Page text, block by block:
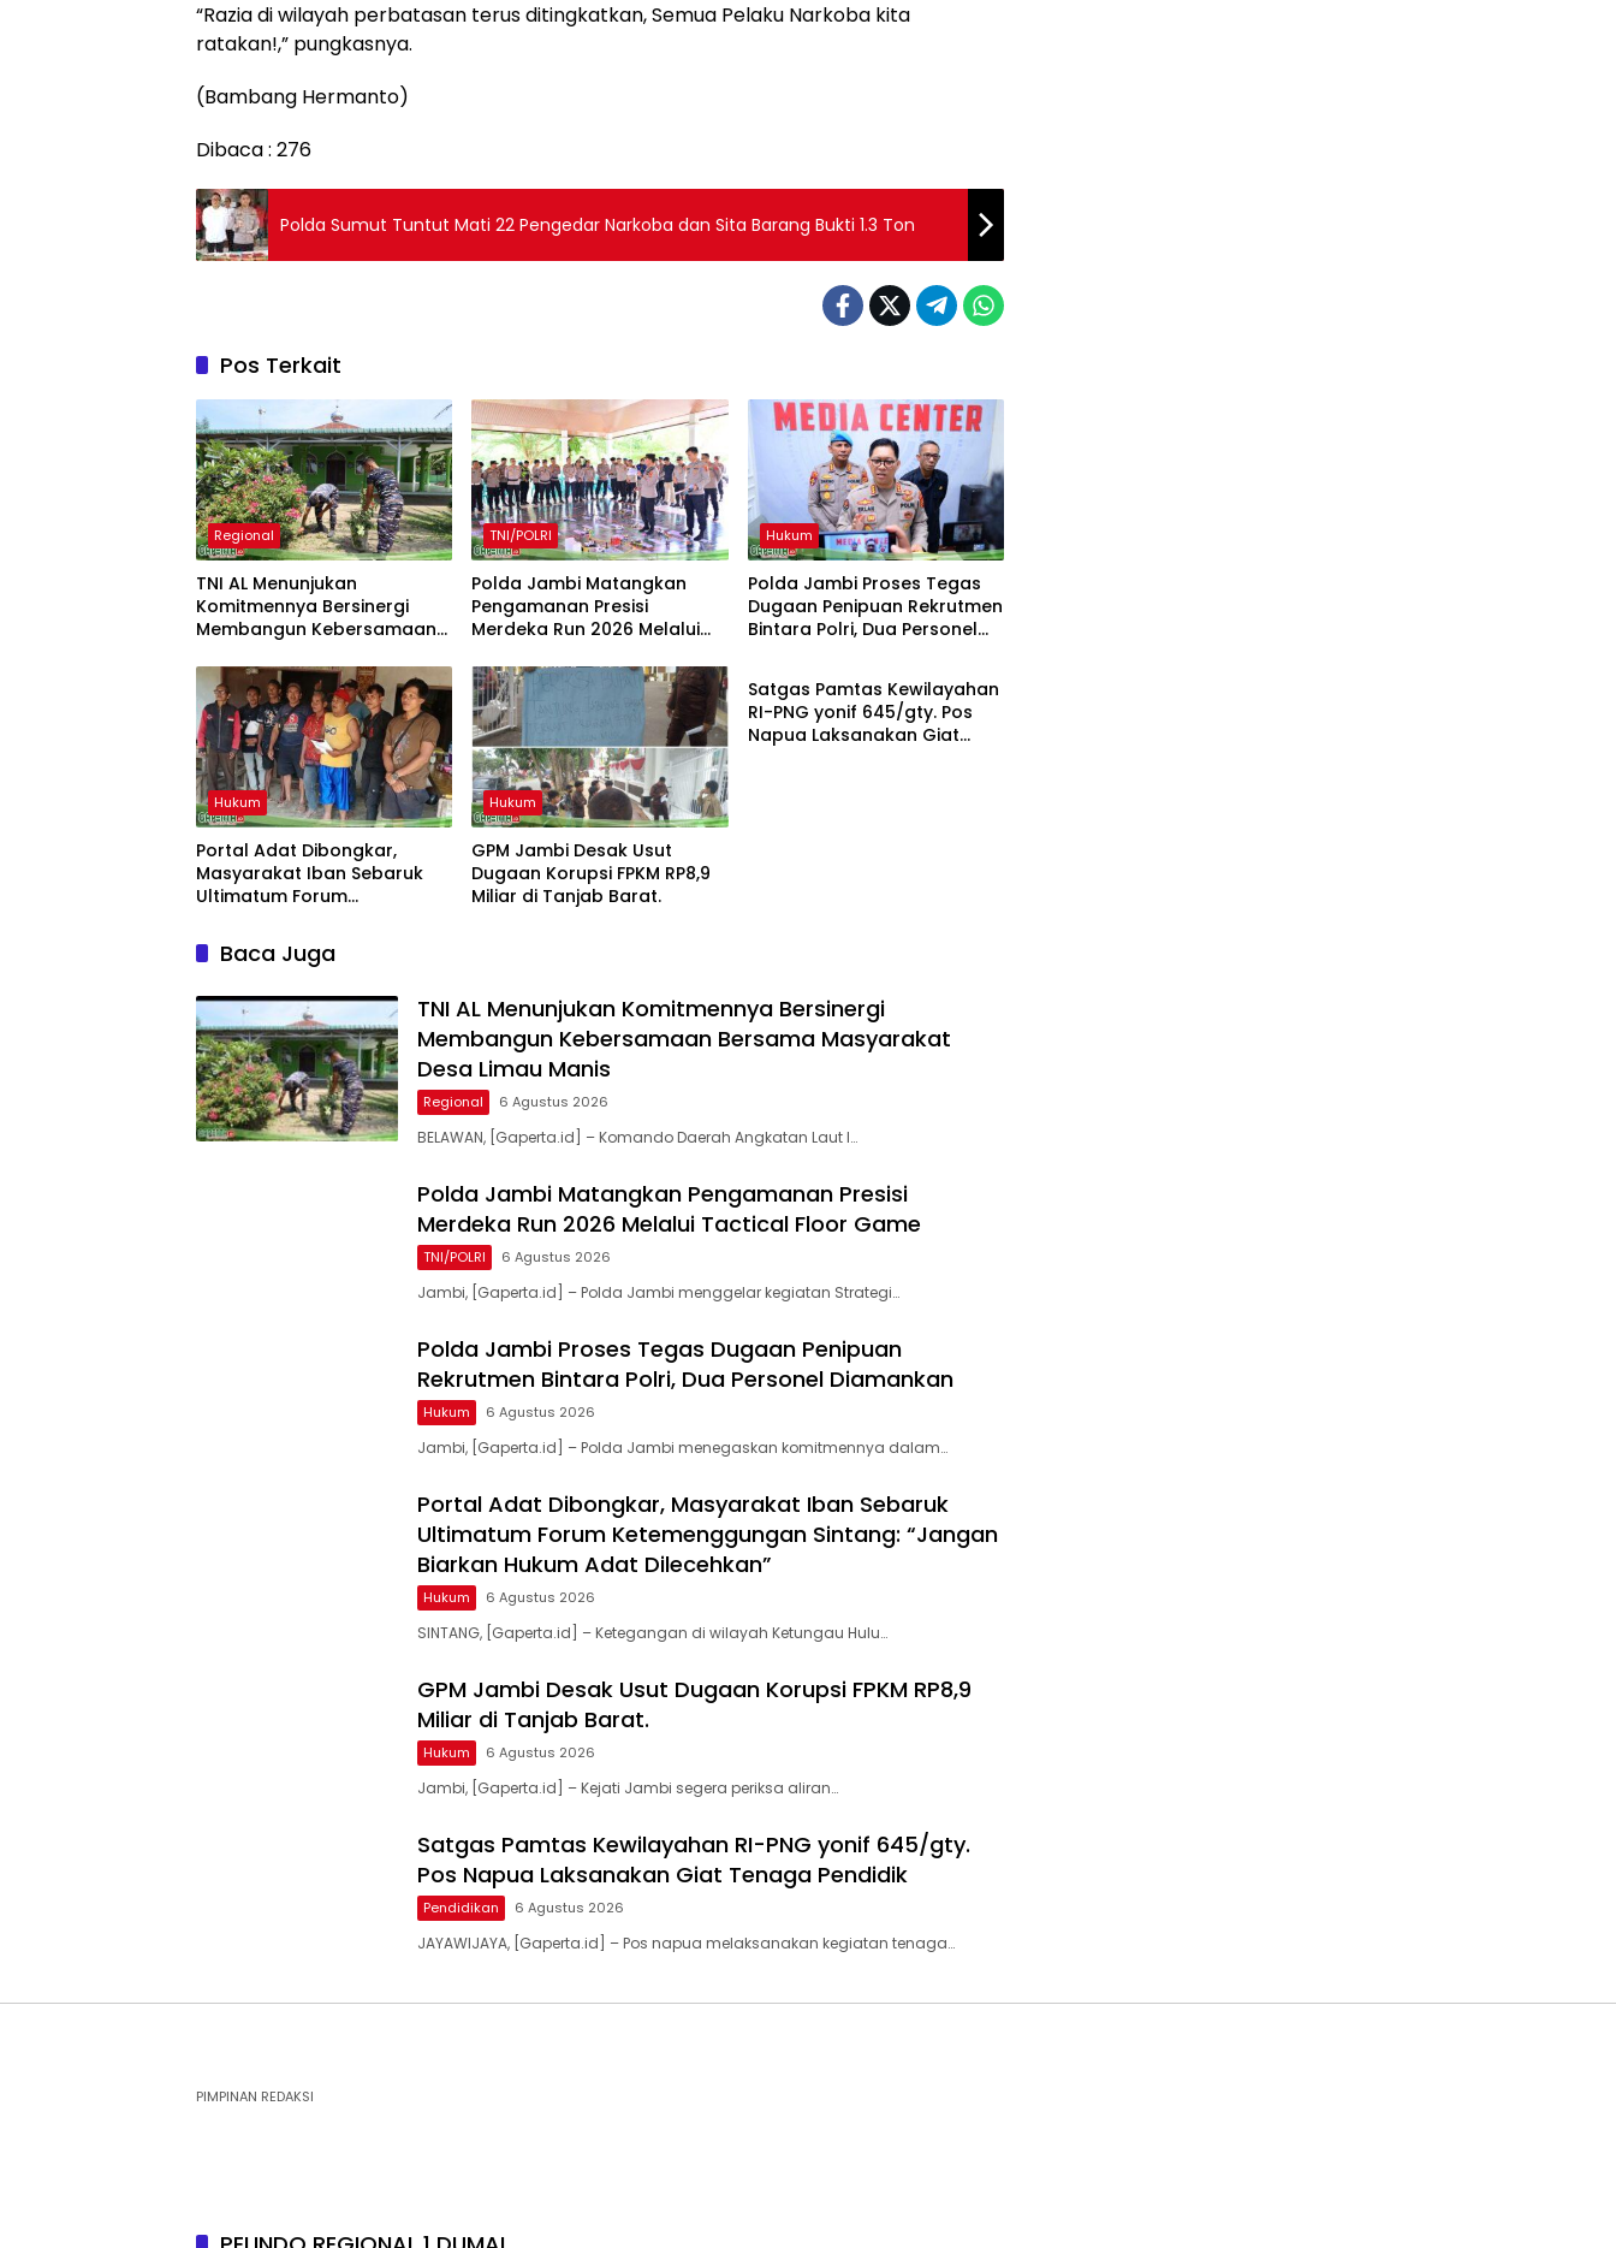
“Razia di wilayah perbatasan terus ditingkatkan, Semua Pelaku Narkoba kita
ratakan!,” pungkasnya.
(Bambang Hermanto)
Dibaca : 276
Polda Sumut Tuntut Mati 22 Pengedar Narkoba dan Sita Barang Bukti 1.3 Ton
Pos Terkait
Regional
TNI AL Menunjukan
Komitmennya Bersinergi
Membangun Kebersamaan
Limau Manis
TNI/POLRI
Polda Jambi Matangkan
Pengamanan Presisi
Merdeka Run 2026 Melalui
Hukum
Polda Jambi Proses Tegas
Dugaan Penipuan Rekrutmen
Bintara Polri, Dua Personel
Hukum
Portal Adat Dibongkar,
Masyarakat Iban Sebaruk
Ultimatum Forum
“Jangan Biarkan Hukum
Adat Dilecehkan”
Hukum
GPM Jambi Desak Usut
Dugaan Korupsi FPKM RP8,9
Miliar di Tanjab Barat.
Pendidikan
Satgas Pamtas Kewilayahan
RI-PNG yonif 645/gty. Pos
Napua Laksanakan Giat
Baca Juga
TNI AL Menunjukan Komitmennya Bersinergi
Membangun Kebersamaan Bersama Masyarakat
Desa Limau Manis
Regional 6 Agustus 2026
BELAWAN, [Gaperta.id] – Komando Daerah Angkatan Laut I…
Polda Jambi Matangkan Pengamanan Presisi
Merdeka Run 2026 Melalui Tactical Floor Game
TNI/POLRI 6 Agustus 2026
Jambi, [Gaperta.id] – Polda Jambi menggelar kegiatan Strategi…
Polda Jambi Proses Tegas Dugaan Penipuan
Rekrutmen Bintara Polri, Dua Personel Diamankan
Hukum 6 Agustus 2026
Jambi, [Gaperta.id] – Polda Jambi menegaskan komitmennya dalam…
Portal Adat Dibongkar, Masyarakat Iban Sebaruk
Ultimatum Forum Ketemenggungan Sintang: “Jangan
Biarkan Hukum Adat Dilecehkan”
Hukum 6 Agustus 2026
SINTANG, [Gaperta.id] – Ketegangan di wilayah Ketungau Hulu…
GPM Jambi Desak Usut Dugaan Korupsi FPKM RP8,9
Miliar di Tanjab Barat.
Hukum 6 Agustus 2026
Jambi, [Gaperta.id] – Kejati Jambi segera periksa aliran…
Satgas Pamtas Kewilayahan RI-PNG yonif 645/gty.
Pos Napua Laksanakan Giat Tenaga Pendidik
Pendidikan 6 Agustus 2026
JAYAWIJAYA, [Gaperta.id] – Pos napua melaksanakan kegiatan tenaga…
PIMPINAN REDAKSI